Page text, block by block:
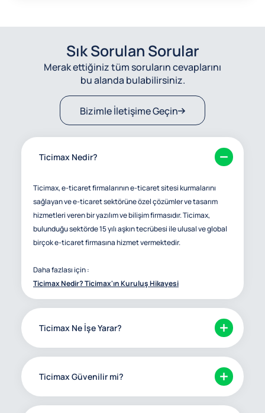
Sık Sorulan Sorular
Merak ettiğiniz tüm soruların cevaplarını
bu alanda bulabilirsiniz.
Bizimle İletişime Geçin
Ticimax Nedir?
Ticimax, e-ticaret firmalarının e-ticaret sitesi kurmalarını
sağlayan ve e-ticaret sektörüne özel çözümler ve tasarım
hizmetleri veren bir yazılım ve bilişim firmasıdır. Ticimax,
bulunduğu sektörde 15 yılı aşkın tecrübesi ile ulusal ve global
birçok e-ticaret firmasına hizmet vermektedir.
Daha fazlası için :
Ticimax Nedir? Ticimax'ın Kuruluş Hikayesi
Ticimax Ne İşe Yarar?
Ticimax Güvenilir mi?